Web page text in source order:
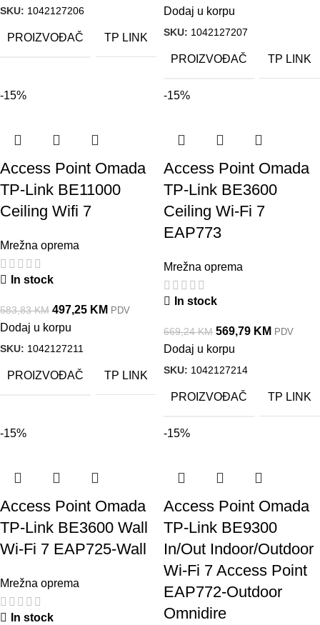
SKU: 1042127206
PROIZVOĐAČ TP LINK
Dodaj u korpu
SKU: 1042127207
PROIZVOĐAČ TP LINK
-15%
Access Point Omada
TP-Link BE11000
Ceiling Wifi 7
Mrežna oprema
In stock
583,83KM 497,25 KM PDV
Dodaj u korpu
SKU: 1042127211
PROIZVOĐAČ TP LINK
-15%
Access Point Omada
TP-Link BE3600
Ceiling Wi-Fi 7
EAP773
Mrežna oprema
In stock
669,24KM 569,79 KM PDV
Dodaj u korpu
SKU: 1042127214
PROIZVOĐAČ TP LINK
-15%
Access Point Omada
TP-Link BE3600 Wall
Wi-Fi 7 EAP725-Wall
Mrežna oprema
In stock
-15%
Access Point Omada
TP-Link BE9300
In/Out Indoor/Outdoor
Wi-Fi 7 Access Point
EAP772-Outdoor
Omnidire